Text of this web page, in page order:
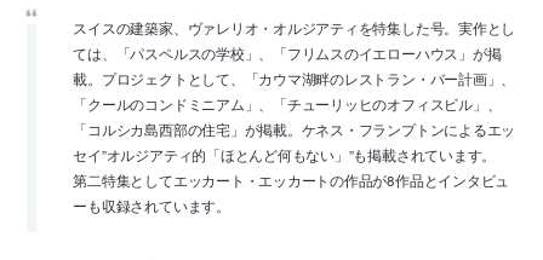
スイスの建築家、ヴァレリオ・オルジアティを特集した号。実作とし
ては、「パスペルスの学校」、「フリムスのイエローハウス」が掲
載。プロジェクトとして、「カウマ湖畔のレストラン・バー計画」、
「クールのコンドミニアム」、「チューリッヒのオフィスビル」、
「コルシカ島西部の住宅」が掲載。ケネス・フランプトンによるエッ
セイ”オルジアティ的「ほとんど何もない」”も掲載されています。
第二特集としてエッカート・エッカートの作品が8作品とインタビュ
ーも収録されています。